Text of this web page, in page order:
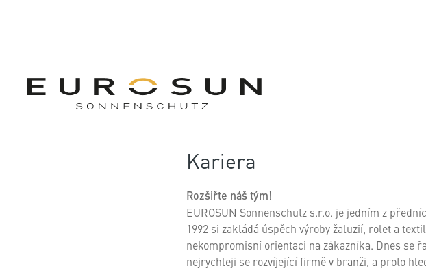
Kariera
Rozšiřte náš tým!
EUROSUN Sonnenschutz s.r.o. je jedním z
1992 si zakládá úspěch výroby žaluzií, rolet a
nekompromisní orientaci na zákazníka. Dnes se
nejrychleji se rozvíjející firmě v branži, a proto